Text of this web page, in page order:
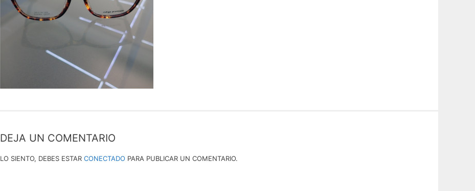
DEJA UN COMENTARIO
LO SIENTO, DEBES ESTAR CONECTADO PARA PUBLICAR UN COMENTARIO.